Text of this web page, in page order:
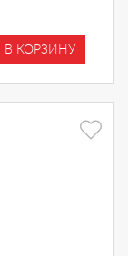
В КОРЗИНУ